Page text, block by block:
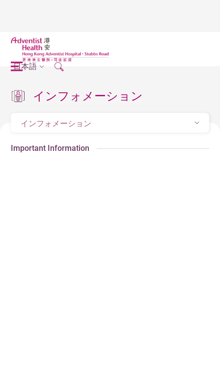
日本語
インフォメーション
インフォメーション
Important Information